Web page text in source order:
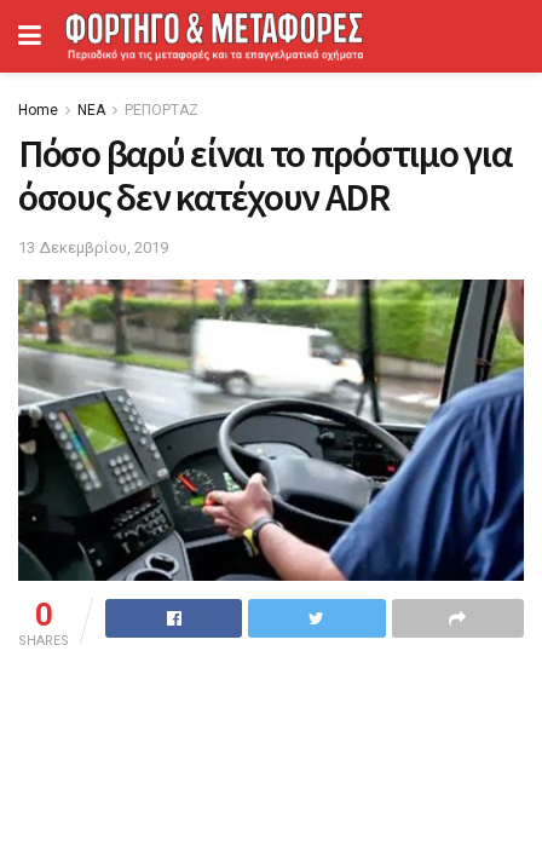
Home ΝΕΑ ΡΕΠΟΡΤΑΖ
Πόσο βαρύ είναι το πρόστιμο για
όσους δεν κατέχουν ADR
13 Δεκεμβρίου, 2019
0
SHARES